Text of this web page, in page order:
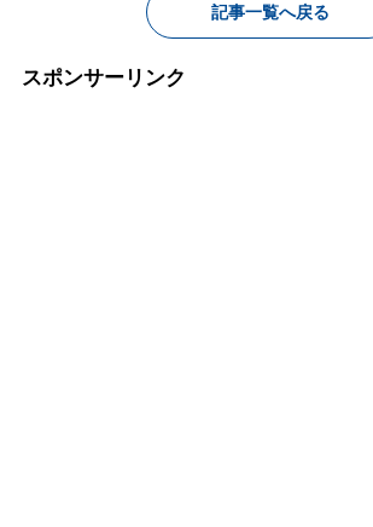
記事一覧へ戻る
スポンサーリンク